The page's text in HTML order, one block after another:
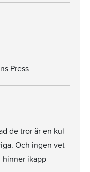
Press
de tror är en kul
Och ingen vet
hinner ikapp